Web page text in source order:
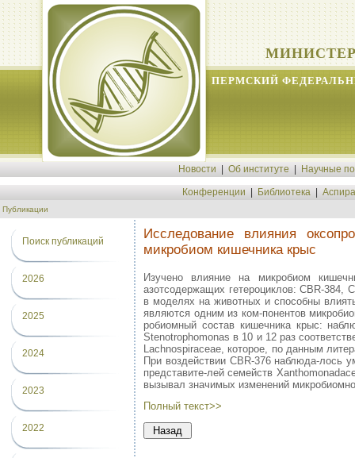
ПЕРМСКИЙ
Новости Об институте Научные
Конференции Библиотека
Публикации
Поиск публикаций
2026
2025
2024
2023
2022
Исследование влияния
микробиом кишечника крыс
Изучено влияние на микробиом
азотсодержащих гетероциклов: CBR-384,
в моделях на животных и способны
являются одним из ком-понентов
робиомный состав кишечника крыс:
Stenotrophomonas в 10 и 12 раз
Lachnospiraceae, которое, по данным
При воздействии CBR-376 наблюда-лось
представите-лей семейств
вызывал значимых изменений
Полный текст>>